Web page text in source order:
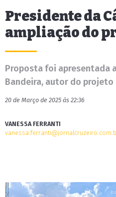
Presidente da
ampliação do
Proposta foi apresentada
Bandeira, autor do
20 de Março de 2025 às 22:36
VANESSA FERRANTI